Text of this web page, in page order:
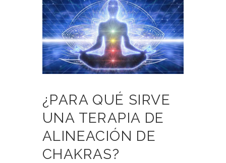
¿PARA QUÉ SIRVE
UNA TERAPIA DE
ALINEACIÓN DE
CHAKRAS?